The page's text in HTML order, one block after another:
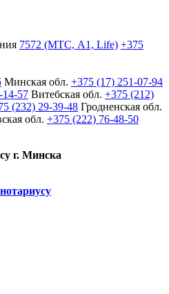
7572 (МТС, A1, Life) +375
Минская обл. +375 (17) 251-07-94
14-57 Витебская обл. +375 (212)
(232) 29-39-48 Гродненская обл.
обл. +375 (222) 76-48-50
г. Минска